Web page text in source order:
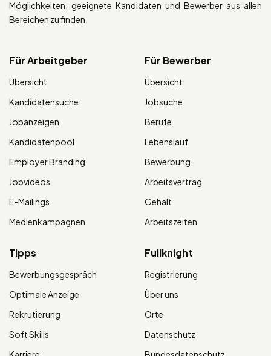
Möglichkeiten, geeignete Kandidaten und Bewerber aus allen
Bereichen zu finden.
Für Arbeitgeber
Übersicht
Kandidatensuche
Jobanzeigen
Kandidatenpool
Employer Branding
Jobvideos
E-Mailings
Medienkampagnen
Für Bewerber
Übersicht
Jobsuche
Berufe
Lebenslauf
Bewerbung
Arbeitsvertrag
Gehalt
Arbeitszeiten
Tipps
Bewerbungsgespräch
Optimale Anzeige
Rekrutierung
Soft Skills
Fullknight
Registrierung
Über uns
Orte
Datenschutz